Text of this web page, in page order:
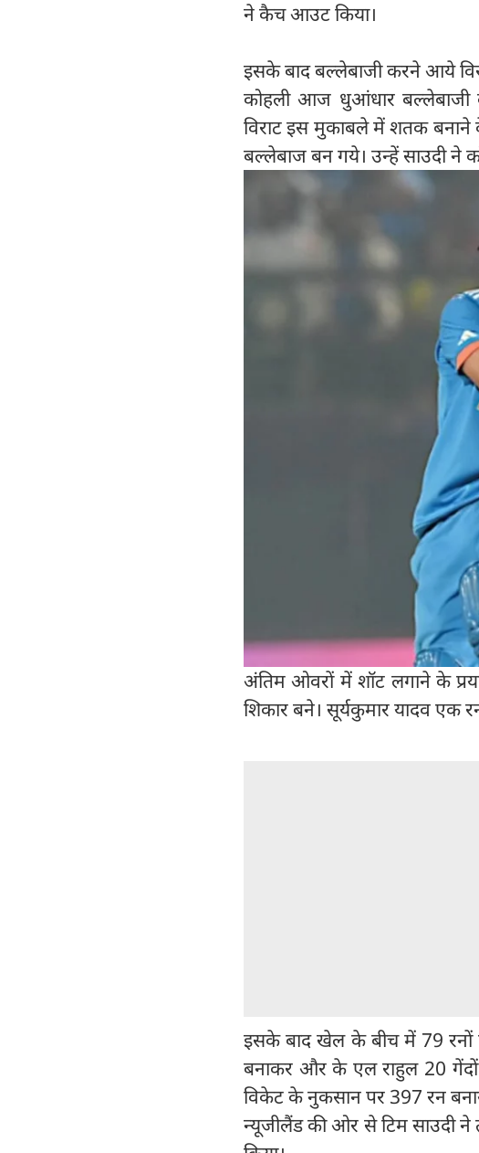
ने कैच आउट किया।
इसके बाद बल्लेबाजी करने आये
कोहली आज धुआंधार बल्लेबाजी
विराट इस मुकाबले में शतक बनाने
बल्लेबाज बन गये। उन्हें साउदी
अंतिम ओवरों में शॉट लगाने के
शिकार बने। सूर्यकुमार यादव एक
इसके बाद खेल के बीच में 79 रनों
बनाकर और के एल राहुल 20
विकेट के नुकसान पर 397 रन
न्यूजीलैंड की ओर से टिम साउदी ने